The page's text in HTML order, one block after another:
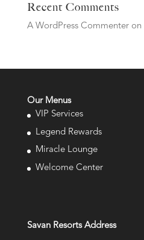
Recent Comments
A WordPress Commenteron
Our Menus
VIP Services
Legend Rewards
Miracle Lounge
Welcome Center
Savan Resorts Address